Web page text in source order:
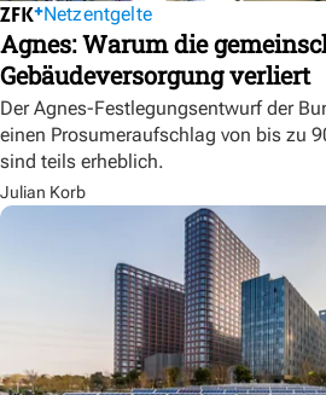
Netzentgelte
Agnes: Warum die
Gebäudeversorgung verliert
Der Agnes-Festlegungsentwurf der
einen Prosumeraufschlag von bis zu
sind teils erheblich.
Julian Korb